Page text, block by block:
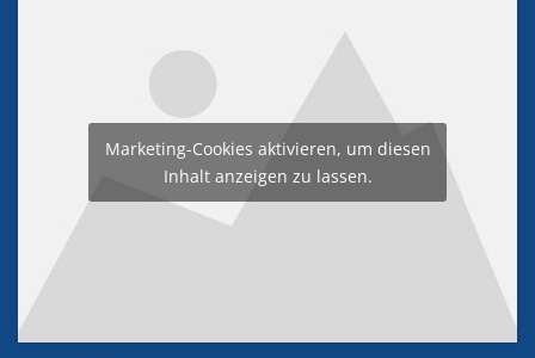
Marketing-Cookies aktivieren, um diesen
Inhalt anzeigen zu lassen.